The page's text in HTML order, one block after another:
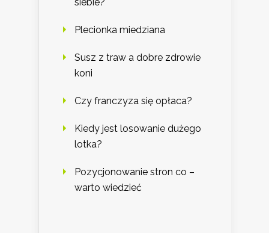
Plecionka miedziana
Susz z traw a dobre zdrowie
koni
Czy franczyza się opłaca?
Kiedy jest losowanie dużego
lotka?
Pozycjonowanie stron co –
warto wiedzieć